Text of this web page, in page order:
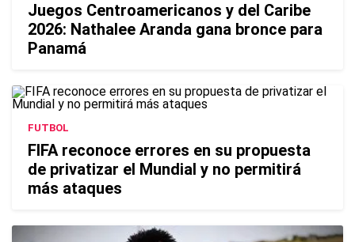
Juegos Centroamericanos y del Caribe
2026: Nathalee Aranda gana bronce para
Panamá
FUTBOL
FIFA reconoce errores en su propuesta
de privatizar el Mundial y no permitirá
más ataques